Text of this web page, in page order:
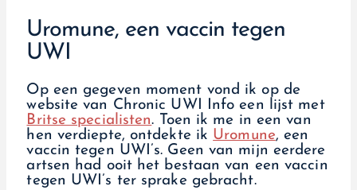
Uromune, een vaccin tegen
UWI
Op een gegeven moment vond ik op de
website van Chronic UWI Info een lijst met
Britse specialisten. Toen ik me in een van
hen verdiepte, ontdekte ik Uromune, een
vaccin tegen UWI’s. Geen van mijn eerdere
artsen had ooit het bestaan van een vaccin
tegen UWI’s ter sprake gebracht.